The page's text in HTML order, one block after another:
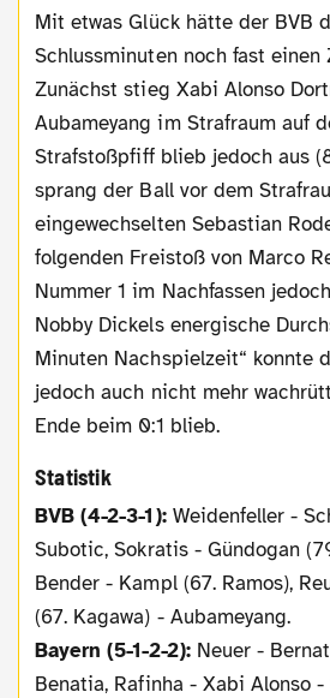
Mit etwas Glück hätte der BVB
Schlussminuten noch fast
Zunächst stieg Xabi Alonso
Aubameyang im Strafraum auf
Strafstoßpfiff blieb jedoch aus
sprang der Ball vor dem
eingewechselten Sebastian
folgenden Freistoß von Marco
Nummer 1 im Nachfassen
Nobby Dickels energische
Minuten Nachspielzeit“ konnte
jedoch auch nicht mehr
Ende beim 0:1 blieb.
Statistik
BVB (4-2-3-1):Weidenfeller -
Subotic, Sokratis - Gündogan
Bender - Kampl (67. Ramos),
(67. Kagawa) - Aubameyang.
Bayern (5-1-2-2):Neuer -
Benatia, Rafinha - Xabi Alonso